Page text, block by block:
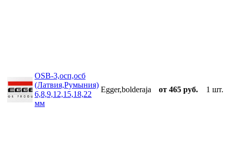
OSB-3,осп,осб
(Латвия,Румыния)
6,8,9,12,15,18,22
мм
Egger,bolderaja от 465 руб. 1 шт.